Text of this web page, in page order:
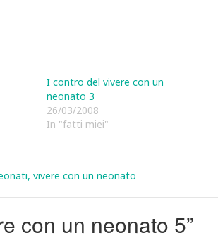
I contro del vivere con un
neonato 3
26/03/2008
In "fatti miei"
, vivere con un neonato
con un neonato 5”